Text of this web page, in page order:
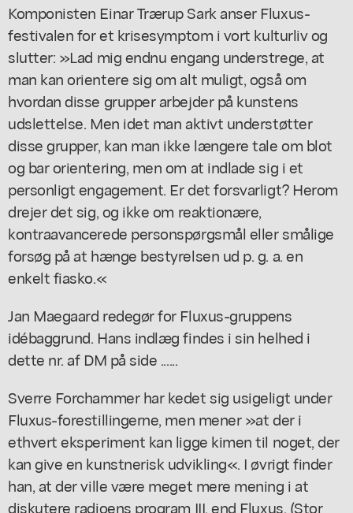
Komponisten Einar Trærup Sark anser Fluxus-
festivalen for et krisesymptom i vort kulturliv og
slutter: »Lad mig endnu engang understrege, at
man kan orientere sig om alt muligt, også om
hvordan disse grupper arbejder på kunstens
udslettelse. Men idet man aktivt understøtter
disse grupper, kan man ikke længere tale om blot
og bar orientering, men om at indlade sig i et
personligt engagement. Er det forsvarligt? Herom
drejer det sig, og ikke om reaktionære,
kontraavancerede personspørgsmål eller smålige
forsøg på at hænge bestyrelsen ud p. g. a. en
enkelt fiasko.«
Jan Maegaard redegør for Fluxus-gruppens
idébaggrund. Hans indlæg findes i sin helhed i
dette nr. af DM på side ......
Sverre Forchammer har kedet sig usigeligt under
Fluxus-forestillingerne, men mener »at der i
ethvert eksperiment kan ligge kimen til noget, der
kan give en kunstnerisk udvikling«. I øvrigt finder
han, at der ville være meget mere mening i at
diskutere radioens program III, end Fluxus. (Stor